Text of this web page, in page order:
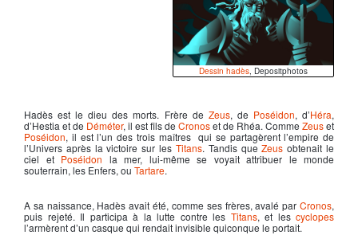
Dessin hadès , Depositphotos
Hadès est le dieu des morts. Frère de Zeus, de Poséidon, d’Héra,
d’Hestia et de Déméter, il est fils de Cronoset de Rhéa. Comme Zeuset
Poséidon, il est l’un des trois maîtres qui se partagèrent l’empire de
l’Univers après la victoire sur les Titans. Tandis queZeus obtenait le
ciel et Poséidon la mer, lui-même se voyait attribuer le monde
souterrain, les Enfers, ou Tartare.
A sa naissance, Hadès avait été, comme ses frères, avalé parCronos,
puis rejeté. Il participa à la lutte contre les Titans, et les cyclopes
l’armèrent d’un casque qui rendait invisible quiconque le portait.